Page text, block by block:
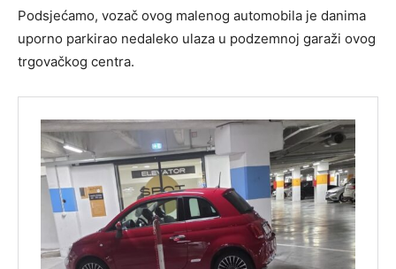
Podsjećamo, vozač ovog malenog automobila je danima
uporno parkirao nedaleko ulaza u podzemnoj garaži ovog
trgovačkog centra.